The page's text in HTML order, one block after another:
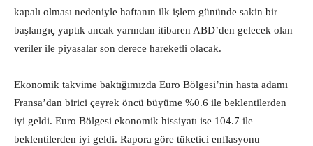
kapalı olması nedeniyle haftanın ilk işlem gününde sakin bir
başlangıç yaptık ancak yarından itibaren ABD’den gelecek olan
veriler ile piyasalar son derece hareketli olacak.
Ekonomik takvime baktığımızda Euro Bölgesi’nin hasta adamı
Fransa’dan birici çeyrek öncü büyüme %0.6 ile beklentilerden
iyi geldi. Euro Bölgesi ekonomik hissiyatı ise 104.7 ile
beklentilerden iyi geldi. Rapora göre tüketici enflasyonu